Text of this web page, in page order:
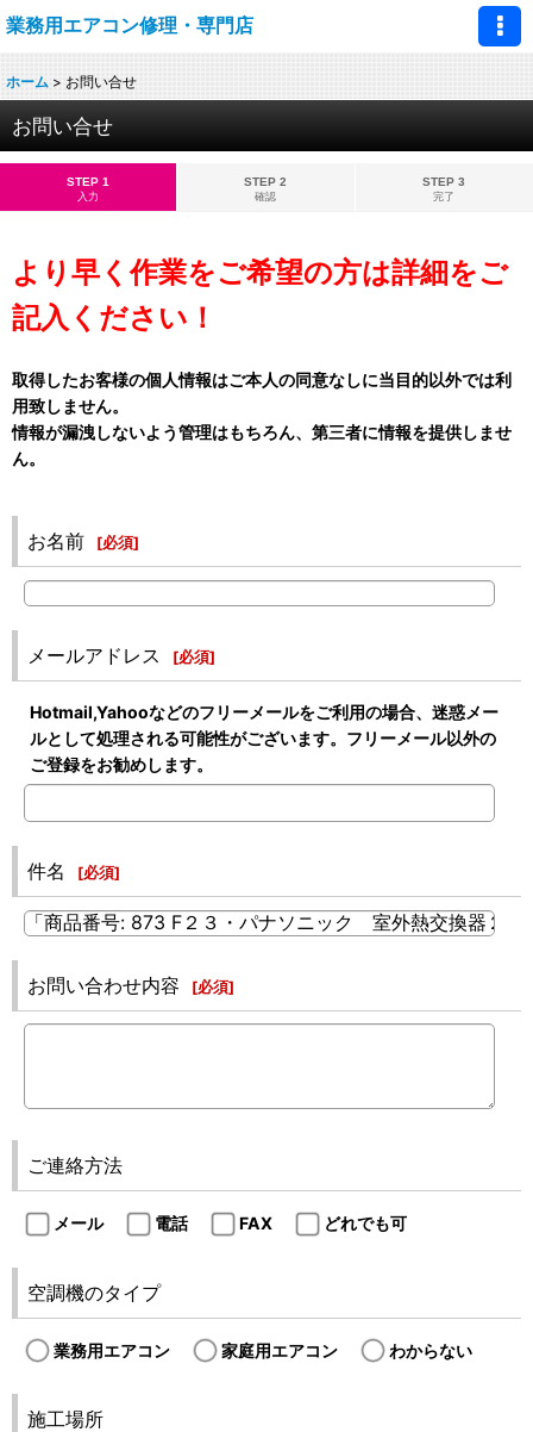
業務用エアコン修理・専門店
ホーム > お問い合せ
お問い合せ
STEP 1
入力
STEP 2
確認
STEP 3
完了
より早く作業をご希望の方は詳細をご
記入ください！
取得したお客様の個人情報はご本人の同意なしに当目的以外では利
用致しません。
情報が漏洩しないよう管理はもちろん、第三者に情報を提供しませ
ん。
お名前 [必須]
メールアドレス [必須]
Hotmail,Yahooなどのフリーメールをご利用の場合、迷惑メー
ルとして処理される可能性がございます。フリーメール以外の
ご登録をお勧めします。
件名 [必須]
お問い合わせ内容 [必須]
ご連絡方法
メール 電話 FAX どれでも可
空調機のタイプ
業務用エアコン 家庭用エアコン わからない
施工場所